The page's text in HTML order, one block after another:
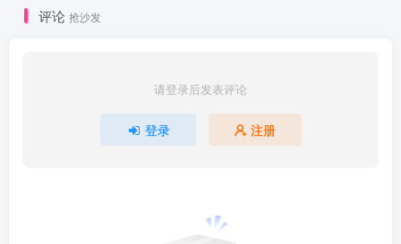
评论 抢沙发
请登录后发表评论
登录 注册